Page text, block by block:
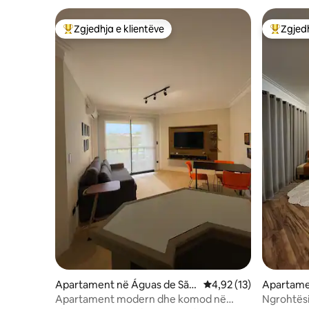
Më të mirat e zgjedhjeve të klientëve
Zgjedhja e klientëve
Apartament në Águas de São
Pedro
Vlerësimi mesatar
4,92 (13)
Apartament modern dhe komod në
Më të
o Pedro